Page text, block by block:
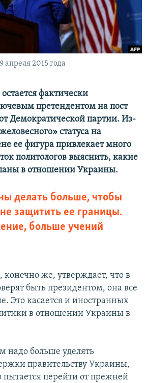
КРЫМА2015 года
фактически
претендентом на пост
Демократической партии. Из-
статуса на
ее фигура привлекает много
политологов выяснить, какие
в отношении Украины.
делать больше, чтобы
защитить ее границы.
больше учений
конечно же, утверждает, что в
быть президентом, она все
Это касается и иностранных
в отношении Украины в
надо больше уделять
правительству Украины,
пытается перейти от прежней